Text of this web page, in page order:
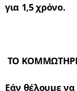
για 1,5 χρόνo.
ΤΟ
Εάν θέλουμε